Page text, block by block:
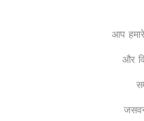
आप हमारे
और